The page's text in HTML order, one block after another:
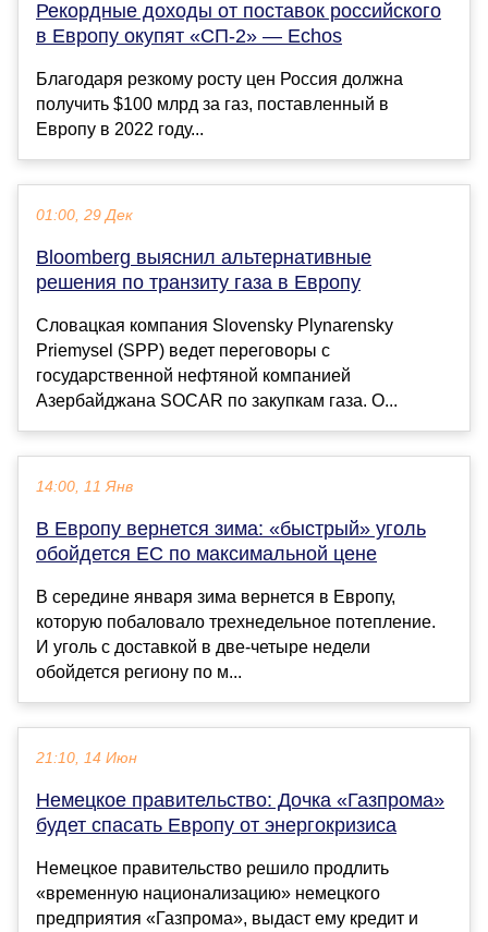
Рекордные доходы от поставок российского
в Европу окупят «СП-2» — Echos
Благодаря резкому росту цен Россия должна
получить $100 млрд за газ, поставленный в
Европу в 2022 году...
01:00, 29 Дек
Bloomberg выяснил альтернативные
решения по транзиту газа в Европу
Словацкая компания Slovensky Plynarensky
Priemysel (SPP) ведет переговоры с
государственной нефтяной компанией
Азербайджана SOCAR по закупкам газа. О...
14:00, 11 Янв
В Европу вернется зима: «быстрый» уголь
обойдется ЕС по максимальной цене
В середине января зима вернется в Европу,
которую побаловало трехнедельное потепление.
И уголь с доставкой в две-четыре недели
обойдется региону по м...
21:10, 14 Июн
Немецкое правительство: Дочка «Газпрома»
будет спасать Европу от энергокризиса
Немецкое правительство решило продлить
«временную национализацию» немецкого
предприятия «Газпрома», выдаст ему кредит и